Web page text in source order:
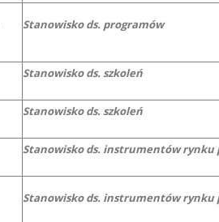
Stanowisko ds. programów
Stanowisko ds. szkoleń
Stanowisko ds. szkoleń
Stanowisko ds. instrumentów rynku
Stanowisko ds. instrumentów rynku